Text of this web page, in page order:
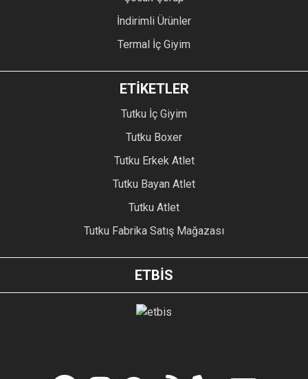
İndirimli Ürünler
Termal İç Giyim
ETİKETLER
Tutku İç Giyim
Tutku Boxer
Tutku Erkek Atlet
Tutku Bayan Atlet
Tutku Atlet
Tutku Fabrika Satış Mağazası
ETBİS